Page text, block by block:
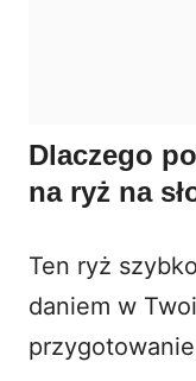
Dlaczego
na ryż na
Ten ryż
daniem w